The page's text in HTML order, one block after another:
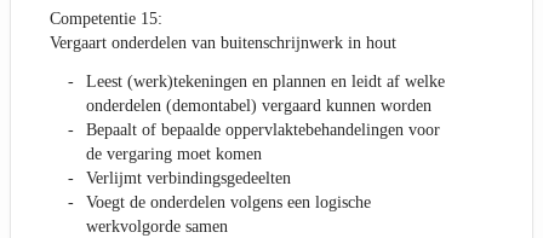
Competentie 15:
Vergaart onderdelen van buitenschrijnwerk in hout
Leest (werk)tekeningen en plannen en leidt af welke
onderdelen (demontabel) vergaard kunnen worden
Bepaalt of bepaalde oppervlaktebehandelingen voor
de vergaring moet komen
Verlijmt verbindingsgedeelten
Voegt de onderdelen volgens een logische
werkvolgorde samen